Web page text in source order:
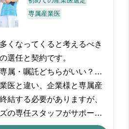
専属産業医
くなってくると考えるべき
選任と契約です。
属・嘱託どちらがいい？」
ら、契約成立までに必要な
医サービス」の詳細を分か
。
医と違い、企業様と専属産
結する必要がありますが、
の専任スタッフがサポート
して実施していただくこと